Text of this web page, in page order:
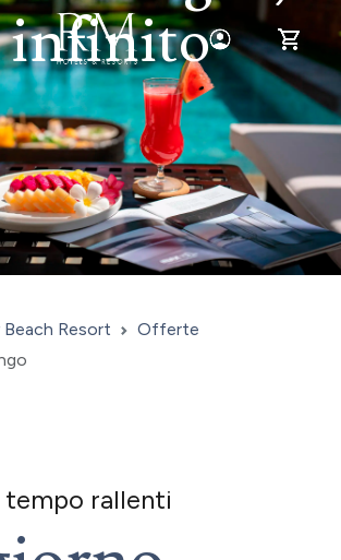
Toggle LoginToggle
infinito
Beach Resort
Offerte
rallenti